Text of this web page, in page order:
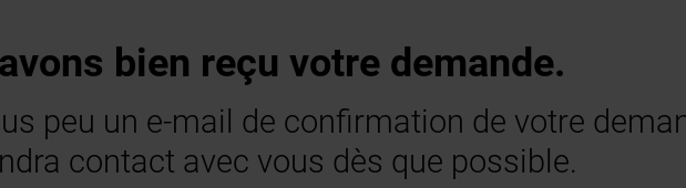
bien reçu votre demande.
peu un e-mail de confirmation de votre
contact avec vous dès que possible.